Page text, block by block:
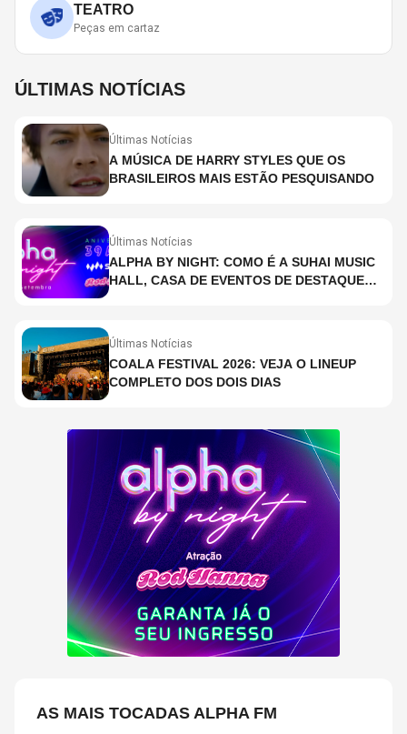
TEATRO
Peças em cartaz
ÚLTIMAS NOTÍCIAS
Últimas Notícias
A MÚSICA DE HARRY STYLES QUE OS
BRASILEIROS MAIS ESTÃO PESQUISANDO
Últimas Notícias
ALPHA BY NIGHT: COMO É A SUHAI MUSIC
HALL, CASA DE EVENTOS DE DESTAQUE
Últimas Notícias
COALA FESTIVAL 2026: VEJA O LINEUP
COMPLETO DOS DOIS DIAS
AS MAIS TOCADAS ALPHA FM